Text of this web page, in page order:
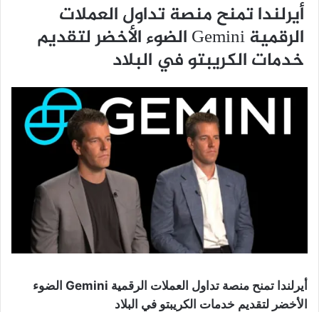
أيرلندا تمنح منصة تداول العملات
الرقمية Gemini الضوء الأخضر لتقديم
خدمات الكريبتو في البلاد
أيرلندا تمنح منصة تداول العملات الرقمية Gemini الضوء
الأخضر لتقديم خدمات الكريبتو في البلاد